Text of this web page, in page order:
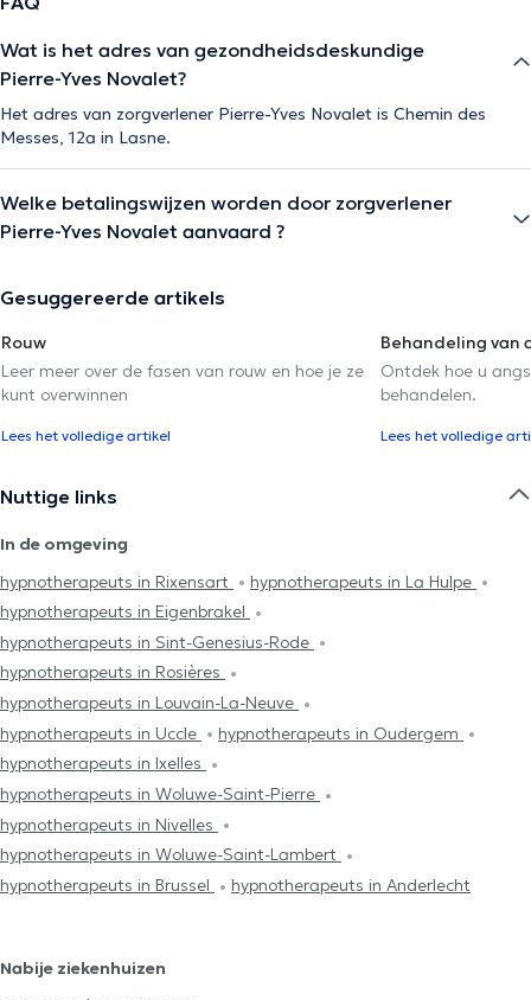
Une approche alignée, sans dogme
Je crois que chacun porte en soi les réponses les plus
justes — mais qu’un regard neutre, une écoute profonde
et un cadre bienveillant peuvent en révéler la clarté.
Je vous accompagne pour faire émerger votre propre
vérité, et avancer à partir d’elle.
op geverifieerde informatie.
Wat is het adres van gezondheidsdeskundige
Pierre-Yves Novalet?
Het adres van zorgverlener Pierre-Yves Novalet is Chemin des
Messes, 12a in Lasne.
Welke betalingswijzen worden door zorgverlener
Pierre-Yves Novalet aanvaard ?
Gesuggereerde artikels
Rouw
Leer meer over de fasen van rouw en hoe je ze
kunt overwinnen
Lees het volledige artikel
Behandeling van
Ontdek hoe u
behandelen.
Lees het volledige
Nuttige links
In de omgeving
hypnotherapeuts in Rixensart
hypnotherapeuts in La Hulpe
hypnotherapeuts in Eigenbrakel
hypnotherapeuts in Sint-Genesius-Rode
hypnotherapeuts in Rosières
hypnotherapeuts in Louvain-La-Neuve
hypnotherapeuts in Uccle
hypnotherapeuts in Oudergem
hypnotherapeuts in Ixelles
hypnotherapeuts in Woluwe-Saint-Pierre
hypnotherapeuts in Nivelles
hypnotherapeuts in Woluwe-Saint-Lambert
hypnotherapeuts in Brussel
hypnotherapeuts in Anderlecht
Nabije ziekenhuizen